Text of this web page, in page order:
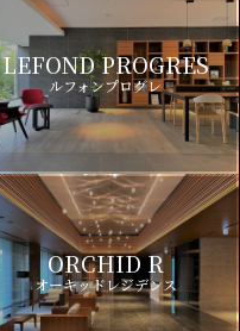
LEFOND PROGRES
ルフォンプログレ
ORCHID R
オーキッドレジデンス